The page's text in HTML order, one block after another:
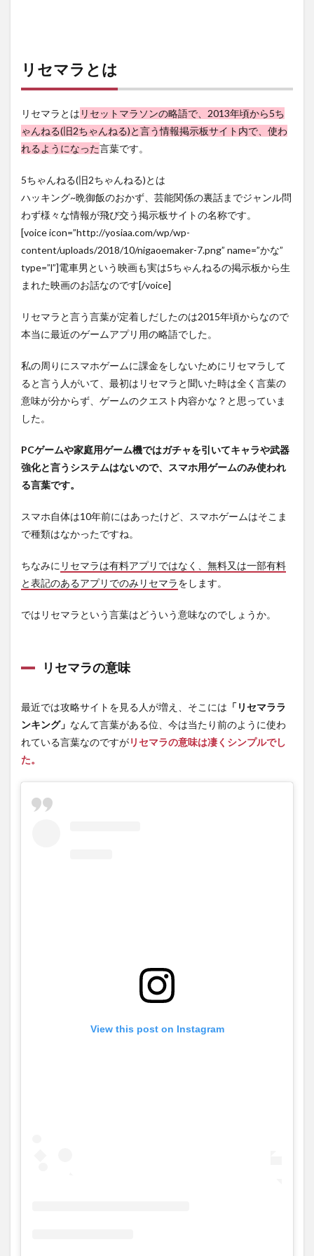
2
オス
スメ
2.1
リセ
マラ
しや
アプ
リ
2.1.1
ドラゴ
ルZ ド
ッカン
バトル
バンド
リ！ ガ
ールズ
パーテ
ィ！
2.1.3
ク
2.2
リセ
のタ
ング
3
リセ
マラ
ずの
まと
リセマラとは
リセマラとは リセットマラソンの略語で、2013年頃から5ち
ゃんねる(旧2ちゃんねる)と言う情報掲示板サイト内で、使わ
れるようになった言葉です。
5ちゃんねる(旧2ちゃんねる)とは
ハッキング~晩御飯のおかず、芸能関係の裏話までジャンル問
わず様々な情報が飛び交う掲示板サイトの名称です。
[voice icon=”http://yosiaa.com/wp/wp-
content/uploads/2018/10/nigaoemaker-7.png” name=”かな”
type=”l”]電車男という映画も実は5ちゃんねるの掲示板から生
まれた映画のお話なのです[/voice]
リセマラと言う言葉が定着しだしたのは2015年頃からなので
本当に最近のゲームアプリ用の略語でした。
私の周りにスマホゲームに課金をしないためにリセマラして
ると言う人がいて、最初はリセマラと聞いた時は全く言葉の
意味が分からず、ゲームのクエスト内容かな？と思っていま
した。
PCゲームや家庭用ゲーム機ではガチャを引いてキャラや武器
強化と言うシステムはないので、スマホ用ゲームのみ使われ
る言葉です。
スマホ自体は10年前にはあったけど、スマホゲームはそこま
で種類はなかったですね。
ちなみに リセマラは有料アプリではなく、無料又は一部有料
と表記のあるアプリでのみリセマラをします。
ではリセマラという言葉はどういう意味なのでしょうか。
リセマラの意味
最近では攻略サイトを見る人が増え、そこには 「リセマララ
ンキング」 なんて言葉がある位、今は当たり前のように使わ
れている言葉なのですがリセマラの意味は凄くシンプルでし
た。
View this post on Instagram